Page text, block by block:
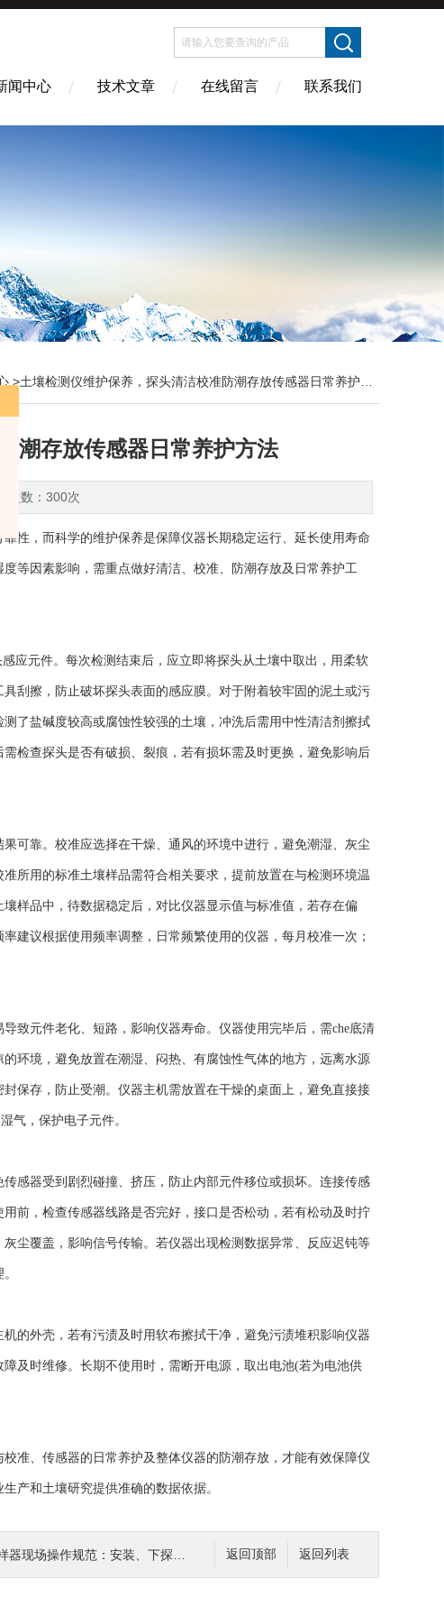
闻中心 技术文章 在线留言 联系我们
>土壤检测仪维护保养，探头清洁校准防潮存放传感器日常养护方法
潮存放传感器日常养护方法
次数：300次
，而科学的维护保养是保障仪器长期稳定运行、延长使用寿命
等因素影响，需重点做好清洁、校准、防潮存放及日常养护工
元件。每次检测结束后，应立即将探头从土壤中取出，用柔软
刮擦，防止破坏探头表面的感应膜。对于附着较牢固的泥土或污
了盐碱度较高或腐蚀性较强的土壤，冲洗后需用中性清洁剂擦拭
检查探头是否有破损、裂痕，若有损坏需及时更换，避免影响后
靠。校准应选择在干燥、通风的环境中进行，避免潮湿、灰尘
所用的标准土壤样品需符合相关要求，提前放置在与检测环境温
样品中，待数据稳定后，对比仪器显示值与标准值，若存在偏
建议根据使用频率调整，日常频繁使用的仪器，每月校准一次；
元件老化、短路，影响仪器寿命。仪器使用完毕后，需che底清
环境，避免放置在潮湿、闷热、有腐蚀性气体的地方，远离水源
保存，防止受潮。仪器主机需放置在干燥的桌面上，避免直接接
气，保护电子元件。
器受到剧烈碰撞、挤压，防止内部元件移位或损坏。连接传感
前，检查传感器线路是否完好，接口是否松动，若有松动及时拧
尘覆盖，影响信号传输。若仪器出现检测数据异常、反应迟钝等
外壳，若有污渍及时用软布擦拭干净，避免污渍堆积影响仪器
及时维修。长期不使用时，需断开电源，取出电池(若为电池供
、传感器的日常养护及整体仪器的防潮存放，才能有效保障仪
产和土壤研究提供准确的数据依据。
返回列表
返回顶部
作规范：安装、下探与取样流程确保水样真实可靠要点